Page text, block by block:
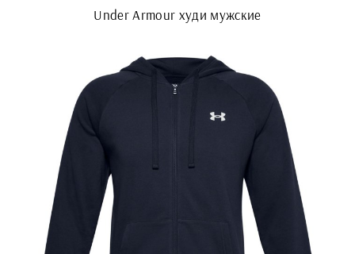
Under Armour худи мужские